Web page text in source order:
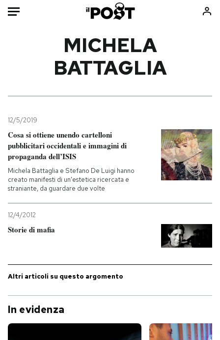
Mondo
Tecnologia
Internet
Scienza
Cultura
Economia
Libri
Ok Boomer!
Altrecose
NEWSLETTER
I MIEI PREFERITI
MICHELA
BATTAGLIA
12/5/2019
Cosa si ottiene unendo cartelloni
pubblicitari occidentali e immagini di
propaganda dell’ISIS
Michela Battaglia e Stefano De Luigi hanno
creato manifesti di un'estetica ricercata e
straniante, da guardare due volte
12/4/2012
Storie di mafia
Altri articoli su questo argomento
In evidenza